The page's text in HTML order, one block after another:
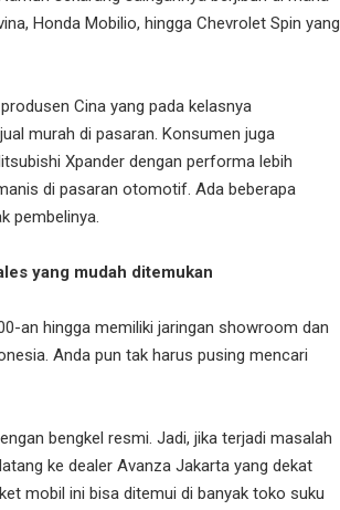
Honda Mobilio, hingga Chevrolet Spin yang
Cina yang pada kelasnya
murah di pasaran. Konsumen juga
Xpander dengan performa lebih
di pasaran otomotif. Ada beberapa
pembelinya.
yang mudah ditemukan
an hingga memiliki jaringan showroom dan
Anda pun tak harus pusing mencari
bengkel resmi. Jadi, jika terjadi masalah
ke dealer Avanza Jakarta yang dekat
mobil ini bisa ditemui di banyak toko suku